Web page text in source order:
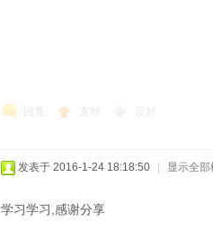
回复 支持 反对
发表于 2016-1-24 18:18:50 显示全部
学习学习,感谢分享